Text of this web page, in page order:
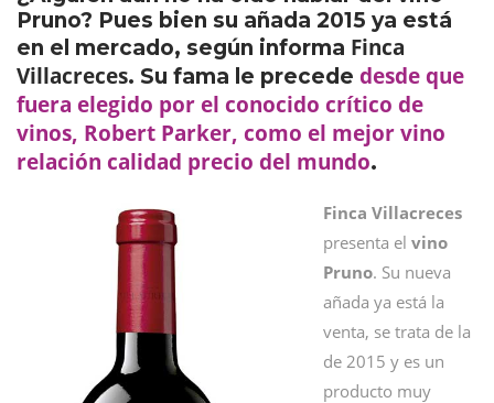
Pruno? Pues bien su añada 2015 ya está
en el mercado, según informa Finca
Villacreces. Su fama le precede desde que
fuera elegido por el conocido crítico de
vinos, Robert Parker, como el mejor vino
relación calidad precio del mundo.
Finca Villacreces
presenta el vino
Pruno. Su nueva
añada ya está la
venta, se trata de la
de 2015 y es un
producto muy